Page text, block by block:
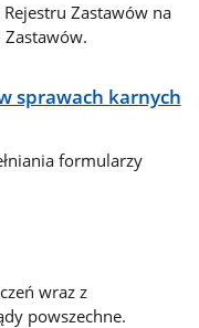
Zastawów na
Zastawów.
sprawach karnych
formularzy
wraz z
powszechne.